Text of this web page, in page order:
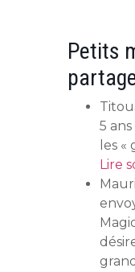
Petits
5
les
Lire